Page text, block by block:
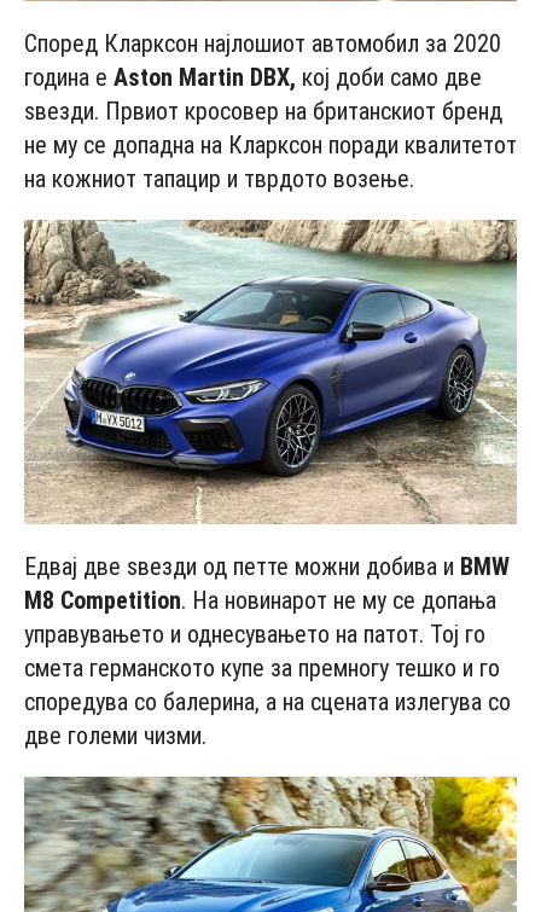
Според Кларксон најлошиот автомобил за 2020
година е Аstоn Mаrtin DBX, кој доби само две
ѕвезди. Првиот кросовер на британскиот бренд
не му се допадна на Кларксон поради квалитетот
на кожниот тапацир и тврдото возење.
Едвај две ѕвезди од петте можни добива и BMW
M8 Соmpеtitiоn. На новинарот не му се допања
управувањето и однесувањето на патот. Тој го
смета германското купе за премногу тешко и го
споредува со балерина, а на сцената излегува со
две големи чизми.